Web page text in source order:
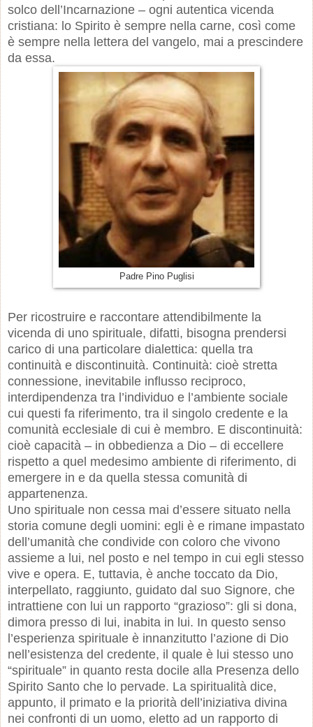
solco dell’Incarnazione – ogni autentica vicenda
cristiana: lo Spirito è sempre nella carne, così come
è sempre nella lettera del vangelo, mai a prescindere
da essa.
Padre Pino Puglisi
Per ricostruire e raccontare attendibilmente la
vicenda di uno spirituale, difatti, bisogna prendersi
carico di una particolare dialettica: quella tra
continuità e discontinuità. Continuità: cioè stretta
connessione, inevitabile influsso reciproco,
interdipendenza tra l’individuo e l’ambiente sociale
cui questi fa riferimento, tra il singolo credente e la
comunità ecclesiale di cui è membro. E discontinuità:
cioè capacità – in obbedienza a Dio – di eccellere
rispetto a quel medesimo ambiente di riferimento, di
emergere in e da quella stessa comunità di
appartenenza.
Uno spirituale non cessa mai d’essere situato nella
storia comune degli uomini: egli è e rimane impastato
dell’umanità che condivide con coloro che vivono
assieme a lui, nel posto e nel tempo in cui egli stesso
vive e opera. E, tuttavia, è anche toccato da Dio,
interpellato, raggiunto, guidato dal suo Signore, che
intrattiene con lui un rapporto “grazioso”: gli si dona,
dimora presso di lui, inabita in lui. In questo senso
l’esperienza spirituale è innanzitutto l’azione di Dio
nell’esistenza del credente, il quale è lui stesso uno
“spirituale” in quanto resta docile alla Presenza dello
Spirito Santo che lo pervade. La spiritualità dice,
appunto, il primato e la priorità dell’iniziativa divina
nei confronti di un uomo, eletto ad un rapporto di